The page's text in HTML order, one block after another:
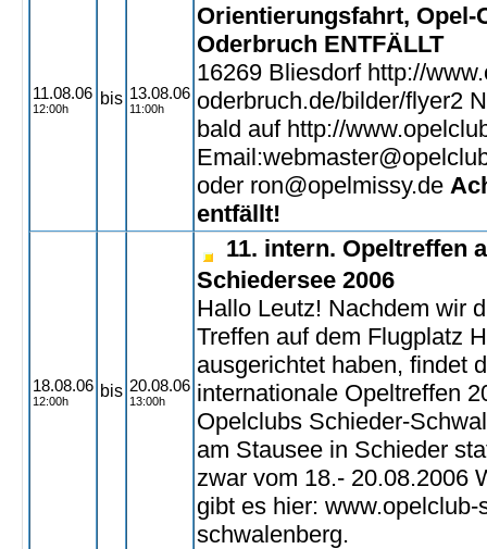
11.08.06
12:00h
bis 13.08.06
11:00h
Orientierungsfahrt, Opel-
Oderbruch ENTFÄLLT
16269 Bliesdorf http://
oderbruch.de/bilder/flyer2
bald auf http://
oder ron@opelmissy.de
entfällt!
18.08.06
12:00h
bis 20.08.06
13:00h
11. intern. Opeltreffen
Schiedersee 2006
Hallo Leutz! Nachdem wir
Treffen auf dem Flugplatz
ausgerichtet haben, findet
internationale Opeltreffen
Opelclubs Schieder-
am Stausee in Schieder
zwar vom 18.- 20.08.2006
gibt es hier: www.opelclub-
schwalenberg.